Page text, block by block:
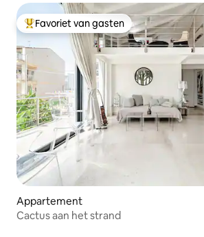
Topfavoriet van gasten
Favoriet van gasten
Appartement
Cactus aan het strand